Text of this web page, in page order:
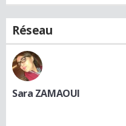
Réseau
Sara ZAMAOUI